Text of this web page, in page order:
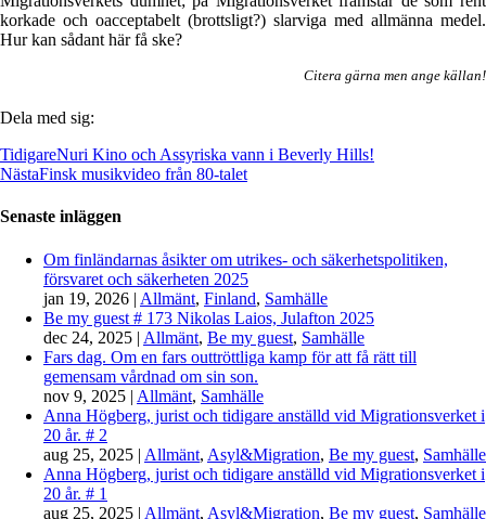
korkade och oacceptabelt (brottsligt?) slarviga med allmänna medel.
Hur kan sådant här få ske?
Citera gärna men ange källan!
Dela med sig:
TidigareNuri Kino och Assyriska vann i Beverly Hills!
NästaFinsk musikvideo från 80-talet
Senaste inläggen
Om finländarnas åsikter om utrikes- och säkerhetspolitiken,
försvaret och säkerheten 2025
jan 19, 2026 | Allmänt, Finland, Samhälle
Be my guest # 173 Nikolas Laios, Julafton 2025
dec 24, 2025 | Allmänt, Be my guest, Samhälle
Fars dag. Om en fars outtröttliga kamp för att få rätt till
gemensam vårdnad om sin son.
nov 9, 2025 | Allmänt, Samhälle
Anna Högberg, jurist och tidigare anställd vid Migrationsverket i
20 år. # 2
aug 25, 2025 | Allmänt, Asyl&Migration, Be my guest, Samhälle
Anna Högberg, jurist och tidigare anställd vid Migrationsverket i
20 år. # 1
aug 25, 2025 | Allmänt, Asyl&Migration, Be my guest, Samhälle